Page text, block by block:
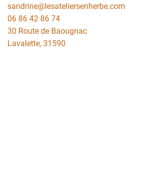
sandrine@lesateliersenherbe.com
06 86 42 86 74
30 Route de Baougnac
Lavalette, 31590